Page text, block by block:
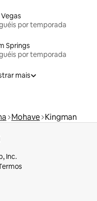
Vegas
por temporada
Springs
por temporada
mais
Mohave Kingman
Inc.